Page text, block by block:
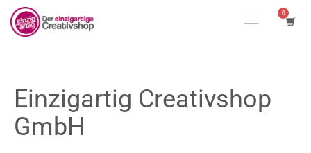
Einzigartig Creativshop
GmbH